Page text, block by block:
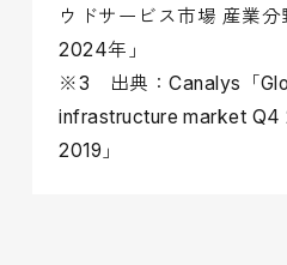
ウドサービス市場 産業
2024年」
※3 出典：Canalys「
infrastructure market Q4
2019」